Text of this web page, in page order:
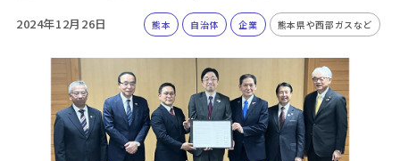
2024年12月26日 熊本 自治体 企業 熊本県や西部ガスなど